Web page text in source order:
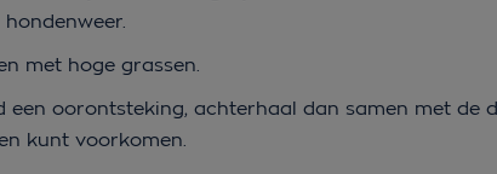
met hoge grassen.
een oorontsteking, achterhaal dan samen met de
kunt voorkomen.